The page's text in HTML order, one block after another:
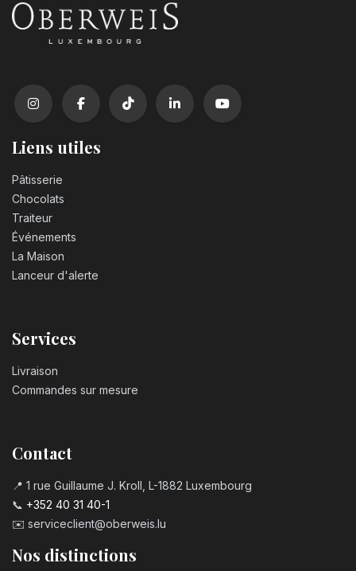
Liens utiles
Pâtisserie
Chocolats
Traiteur
Événements
La Maison
Lanceur d'alerte
Services
Livraison
Commandes sur mesure
Contact
📍 1 rue Guillaume J. Kroll, L-1882 Luxembourg
📞 +352 40 31 40-1
✉️ serviceclient@oberweis.lu
Nos distinctions